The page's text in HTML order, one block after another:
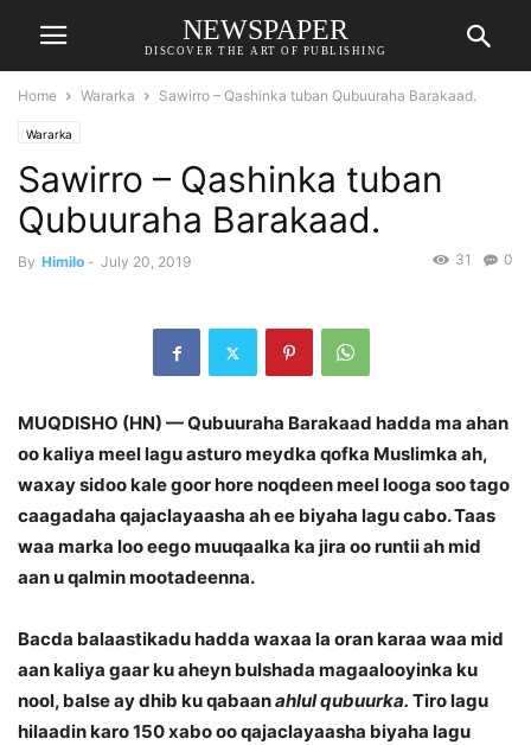
NEWSPAPER
DISCOVER THE ART OF PUBLISHING
Home Wararka Sawirro – Qashinka tuban Qubuuraha Barakaad.
Wararka
Sawirro – Qashinka tuban
Qubuuraha Barakaad.
By Himilo - July 20, 2019 0
31
MUQDISHO (HN) — Qubuuraha Barakaad hadda ma ahan
oo kaliya meel lagu asturo meydka qofka Muslimka ah,
waxay sidoo kale goor hore noqdeen meel looga soo tago
caagadaha qajaclayaasha ah ee biyaha lagu cabo. Taas
waa marka loo eego muuqaalka ka jira oo runtii ah mid
aan u qalmin mootadeenna.
Bacda balaastikadu hadda waxaa la oran karaa waa mid
aan kaliya gaar ku aheyn bulshada magaalooyinka ku
nool, balse ay dhib ku qabaanahlul qubuurka. Tiro lagu
hilaadin karo 150 xabo oo qajaclayaasha biyaha lagu